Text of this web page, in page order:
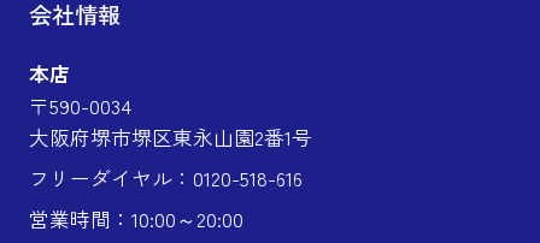
会社情報
本店
〒590-0034
大阪府堺市堺区東永山園2番1号
フリーダイヤル：0120-518-616
営業時間：10:00～20:00